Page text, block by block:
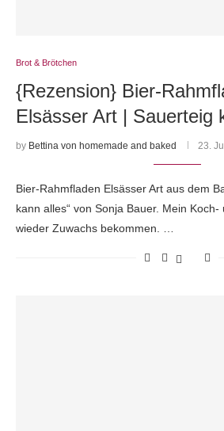
Brot & Brötchen
{Rezension} Bier-
Elsässer Art | Sauerteig
by Bettina von homemade and baked 23.
Bier-Rahmfladen Elsässer Art aus dem
kann alles“ von Sonja Bauer. Mein
wieder Zuwachs bekommen. …